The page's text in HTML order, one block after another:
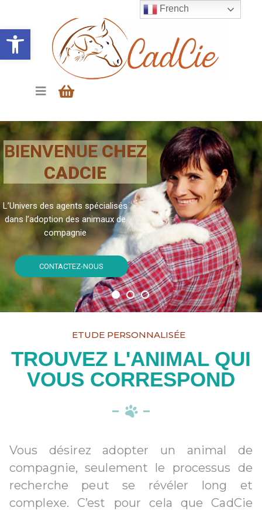
Ouvrir la barre d’outils
L’Univers des agents spécialisés
dans l’adoption des animaux de
compagnie
BIENVENUECHEZ
CADCIE
CONTACTEZ-NOUS
ETUDE PERSONNALISÉE
TROUVEZ L'ANIMAL QUI
VOUS CORRESPOND
Vous désirez adopter un animal de
compagnie, seulement le processus de
recherche peut se révéler long et
complexe. C’est pour cela que CadCie
French